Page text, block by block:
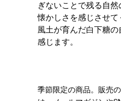
ぎないことで残る自
懐かしさを感じさせ
風土が育んだ白下糖
感じます。
季節限定の商品。販売